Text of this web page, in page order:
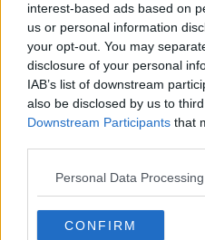
interest-based ads based on
us or personal information
your opt-out. You may
disclosure of your personal
IAB’s list of downstream
also be disclosed by us to
Downstream Participants that
Personal Data
CONFIRM
​Benzina, gasolio,
​Tutte le offerte di
​Benzina, gasolio,
Email e sms a
​Tutte le offerte di
​Benzina, gasolio,